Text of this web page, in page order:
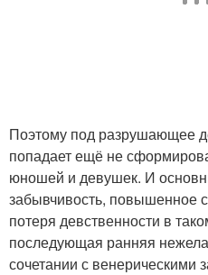
Поэтому под разрушающее
попадает ещё не
юношей и девушек. И
забывчивость, повышенное
потеря девственности в
последующая ранняя
сочетании с венерическими